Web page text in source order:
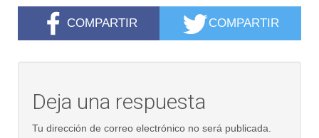
COMPARTIR COMPARTIR
Deja una respuesta
Tu dirección de correo electrónico no será publicada.